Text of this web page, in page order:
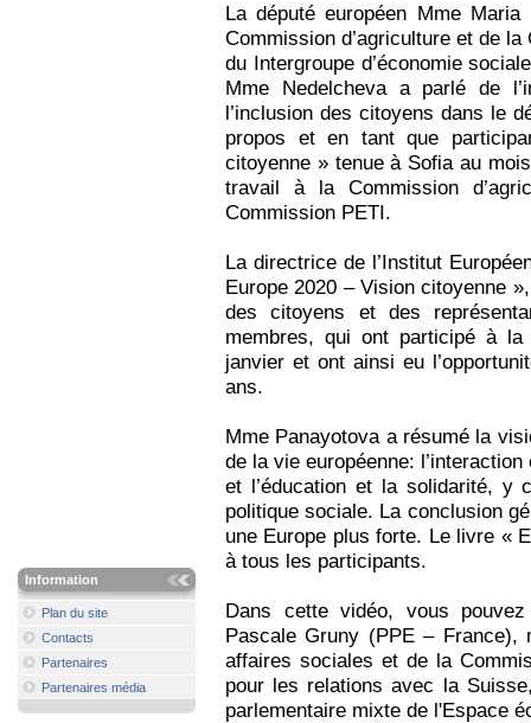
Information
Plan du site
Contacts
Partenaires
Partenaires média
La député européen Mme
Commission d’agriculture et de
du Intergroupe d’économie
Mme Nedelcheva a parlé de
l’inclusion des citoyens dans le
propos et en tant que
citoyenne » tenue à Sofia au
travail à la Commission
Commission PETI.
La directrice de l’Institut
Europe 2020 – Vision citoyenne
des citoyens et des
membres, qui ont participé à
janvier et ont ainsi eu
ans.
Mme Panayotova a résumé la
de la vie européenne:
et l’éducation et la solidarité, y
politique sociale. La conclusion
une Europe plus forte. Le livre «
à tous les participants.
Dans cette vidéo, vous
Pascale Gruny (PPE – France),
affaires sociales et de la
pour les relations avec la
parlementaire mixte de l'Espace